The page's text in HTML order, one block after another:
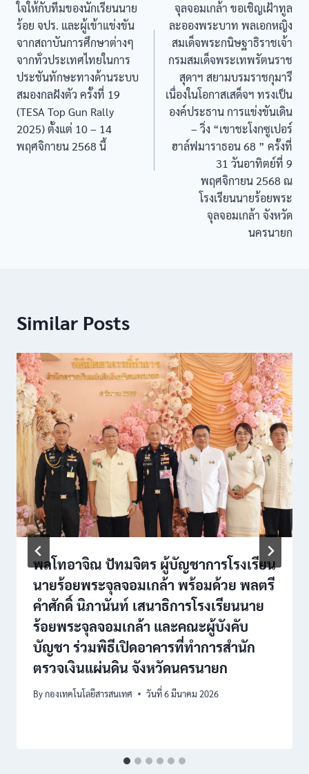
ใจให้กับทีมของนักเรียนนาย
ร้อย จปร. และผู้เข้าแข่งขัน
จากสถาบันการศึกษาต่างๆ
จากทั่วประเทศไทยในการ
ประชันทักษะทางด้านระบบ
สมองกลฝังตัว ครั้งที่ 19
(TESA Top Gun Rally
2025) ตั้งแต่ 10 – 14
พฤศจิกายน 2568 นี้
จุลจอมเกล้า ขอเชิญเฝ้าทูล
ละอองพระบาท พลเอกหญิง
สมเด็จพระกนิษฐาธิราชเจ้า
กรมสมเด็จพระเทพรัตนราช
สุดาฯ สยามบรมราชกุมารี
เนื่องในโอกาสเสด็จฯ ทรงเป็น
องค์ประธาน การแข่งขันเดิน
– วิ่ง “เขาชะโงกซูเปอร์
ฮาล์ฟมาราธอน 68 ” ครั้งที่
31 วันอาทิตย์ที่ 9
พฤศจิกายน 2568 ณ
โรงเรียนนายร้อยพระ
จุลจอมเกล้า จังหวัด
นครนายก
Similar Posts
พลโทอาจิณ ปัทมจิตร ผู้บัญชาการโรงเรียน
นายร้อยพระจุลจอมเกล้า พร้อมด้วย พลตรี
คำศักดิ์ นิภานันท์ เสนาธิการโรงเรียนนาย
ร้อยพระจุลจอมเกล้า และคณะผู้บังคับ
บัญชา ร่วมพิธีเปิดอาคารที่ทำการสำนัก
ตรวจเงินแผ่นดิน จังหวัดนครนายก
Byกองเทคโนโลยีสารสนเทศ วันที่ 6 มีนาคม 2026